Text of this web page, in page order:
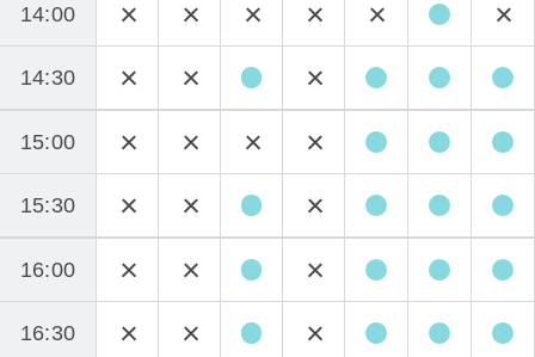
14:00
14:30
15:00
15:30
16:00
16:30